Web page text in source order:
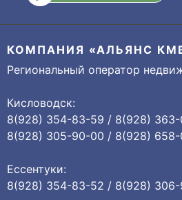
КОМПАНИЯ «АЛЬЯНС
Региональный оператор
Кисловодск:
8(928) 354-83-59 / 8(928)
8(928) 305-90-00 / 8(928) 658-
Ессентуки:
8(928) 354-83-52 / 8(928) 306-